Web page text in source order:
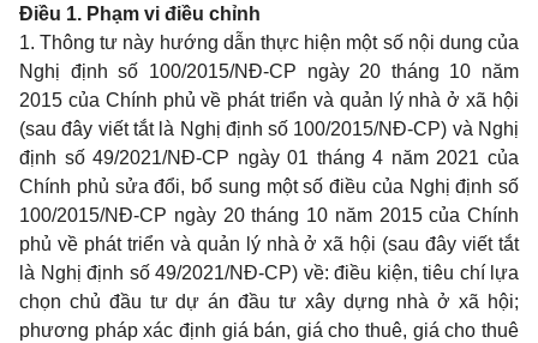
Điều 1. Phạm vi điều chỉnh
1. Thông tư này hướng dẫn thực hiện một số nội dung của
Nghị định số 100/2015/NĐ-CP ngày 20 tháng 10 năm
2015 của Chính phủ về phát triển và quản lý nhà ở xã hội
(sau đây viết tắt là Nghị định số 100/2015/NĐ-CP) và Nghị
định số 49/2021/NĐ-CP ngày 01 tháng 4 năm 2021 của
Chính phủ sửa đổi, bổ sung một số điều của Nghị định số
100/2015/NĐ-CP ngày 20 tháng 10 năm 2015 của Chính
phủ về phát triển và quản lý nhà ở xã hội (sau đây viết tắt
là Nghị định số 49/2021/NĐ-CP) về: điều kiện, tiêu chí lựa
chọn chủ đầu tư dự án đầu tư xây dựng nhà ở xã hội;
phương pháp xác định giá bán, giá cho thuê, giá cho thuê